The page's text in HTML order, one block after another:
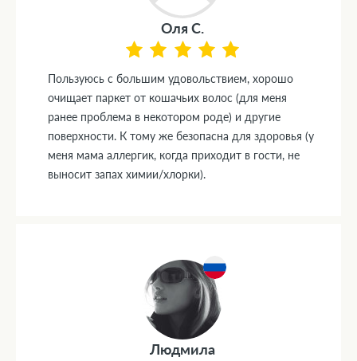
Оля С.
Пользуюсь с большим удовольствием, хорошо
очищает паркет от кошачьих волос (для меня
ранее проблема в некотором роде) и другие
поверхности. К тому же безопасна для здоровья (у
меня мама аллергик, когда приходит в гости, не
выносит запах химии/хлорки).
Людмила